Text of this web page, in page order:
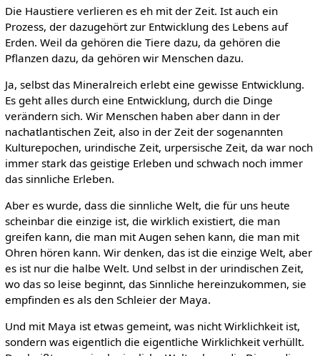
Die Haustiere verlieren es eh mit der Zeit. Ist auch ein
Prozess, der dazugehört zur Entwicklung des Lebens auf
Erden. Weil da gehören die Tiere dazu, da gehören die
Pflanzen dazu, da gehören wir Menschen dazu.
Ja, selbst das Mineralreich erlebt eine gewisse Entwicklung.
Es geht alles durch eine Entwicklung, durch die Dinge
verändern sich. Wir Menschen haben aber dann in der
nachatlantischen Zeit, also in der Zeit der sogenannten
Kulturepochen, urindische Zeit, urpersische Zeit, da war noch
immer stark das geistige Erleben und schwach noch immer
das sinnliche Erleben.
Aber es wurde, dass die sinnliche Welt, die für uns heute
scheinbar die einzige ist, die wirklich existiert, die man
greifen kann, die man mit Augen sehen kann, die man mit
Ohren hören kann. Wir denken, das ist die einzige Welt, aber
es ist nur die halbe Welt. Und selbst in der urindischen Zeit,
wo das so leise beginnt, das Sinnliche hereinzukommen, sie
empfinden es als den Schleier der Maya.
Und mit Maya ist etwas gemeint, was nicht Wirklichkeit ist,
sondern was eigentlich die eigentliche Wirklichkeit verhüllt.